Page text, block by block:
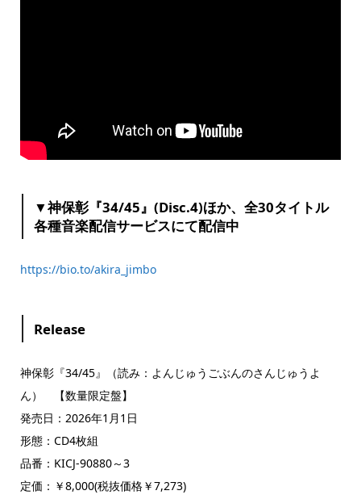
▼神保彰『34/45』(Disc.4)ほか、全30タイトル
各種音楽配信サービスにて配信中
https://bio.to/akira_jimbo
Release
神保彰『34/45』（読み：よんじゅうごぶんのさんじゅうよ
ん） 【数量限定盤】
発売日：2026年1月1日
形態：CD4枚組
品番：KICJ-90880～3
定価：￥8,000(税抜価格￥7,273)